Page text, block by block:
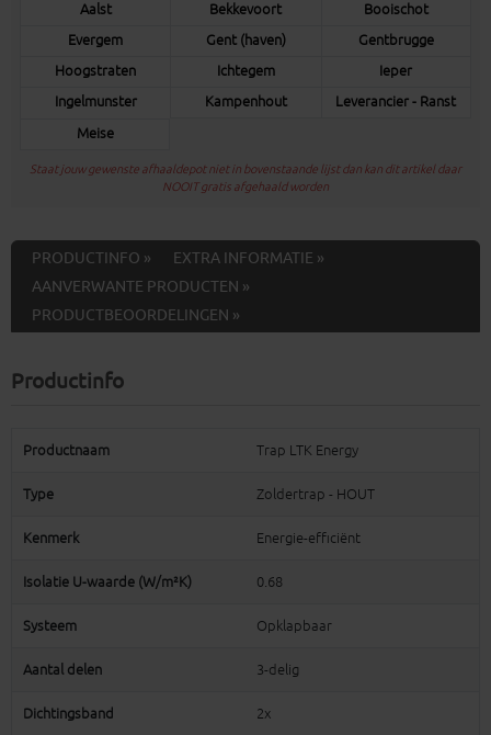
Aalst Bekkevoort
Booischot
Evergem
Gent (haven)
Gentbrugge
Hoogstraten
Ichtegem
Ieper
Ingelmunster
Kampenhout
Leverancier - Ranst
Meise
Staat jouw gewenste afhaaldepot niet in bovenstaande lijst dan kan dit artikel daar
NOOIT gratis afgehaald worden
PRODUCTINFO »
EXTRA INFORMATIE »
AANVERWANTE PRODUCTEN »
PRODUCTBEOORDELINGEN »
Productinfo
Productnaam Trap LTK Energy
Type Zoldertrap - HOUT
Kenmerk Energie-efficiënt
Isolatie U-waarde (W/m²K) 0.68
Systeem Opklapbaar
Aantal delen 3-delig
Dichtingsband 2x